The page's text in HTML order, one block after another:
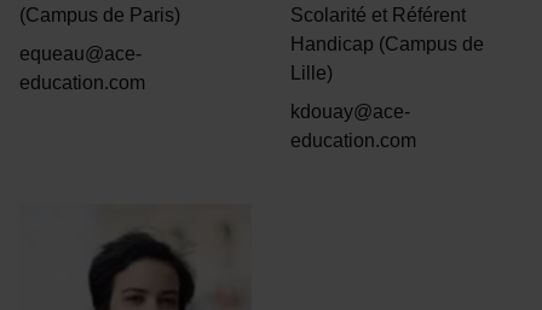
(Campus de Paris)
equeau@ace-
education.com
Scolarité et Référent
Handicap (Campus de
Lille)
kdouay@ace-
education.com